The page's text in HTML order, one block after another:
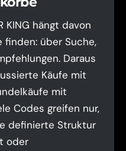
KING hängt davon
finden: über Suche,
Daraus
Käufe mit
mit
Codes greifen nur,
definierte Struktur
oder